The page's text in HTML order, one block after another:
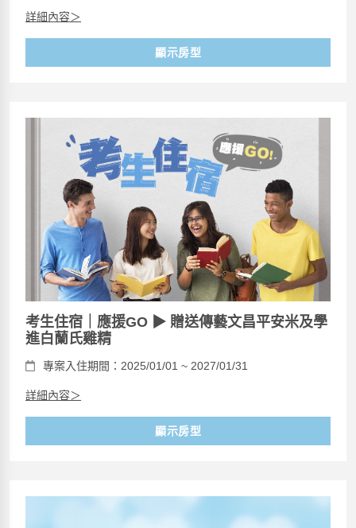
詳細內容＞
顯示房型
考生住宿｜應援GO ▶ 贈送傳藝文昌平安米及學
進白蘭氏雞精
專案入住期間：2025/01/01 ~ 2027/01/31
詳細內容＞
顯示房型